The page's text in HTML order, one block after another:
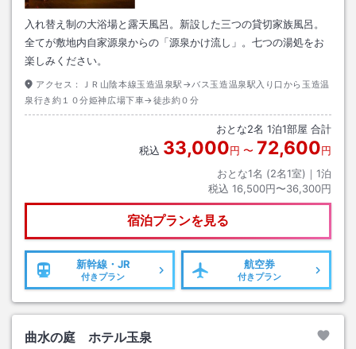
入れ替え制の大浴場と露天風呂。新設した三つの貸切家族風呂。
全てが敷地内自家源泉からの「源泉かけ流し」。七つの湯処をお
楽しみください。
アクセス：
ＪＲ山陰本線玉造温泉駅→バス玉造温泉駅入り口から玉造温
泉行き約１０分姫神広場下車→徒歩約０分
おとな2名 1泊1部屋 合計
税込 33,000円 〜 72,600円
おとな1名 (2名1室)｜ 1泊
税込 16,500円〜36,300円
宿泊プランを見る
新幹線・JR
付きプラン
航空券
付きプラン
曲水の庭 ホテル玉泉